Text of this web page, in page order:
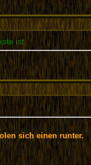
ist
sich einen runter.